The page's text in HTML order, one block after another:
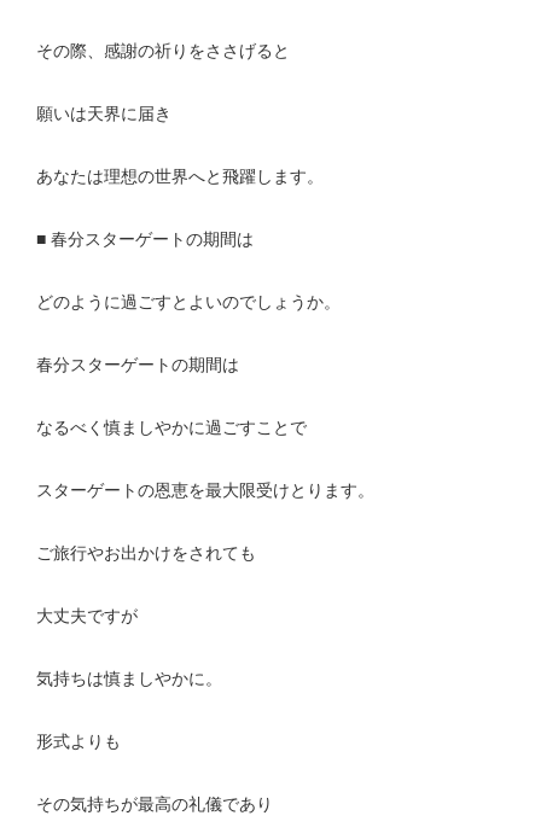
その際、感謝の祈りをささげると
願いは天界に届き
あなたは理想の世界へと飛躍します。
■ 春分スターゲートの期間は
どのように過ごすとよいのでしょうか。
春分スターゲートの期間は
なるべく慎ましやかに過ごすことで
スターゲートの恩恵を最大限受けとります。
ご旅行やお出かけをされても
大丈夫ですが
気持ちは慎ましやかに。
形式よりも
その気持ちが最高の礼儀であり